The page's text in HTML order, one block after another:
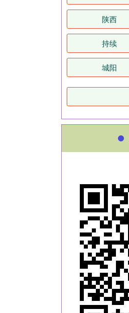
陕西
持续
城阳